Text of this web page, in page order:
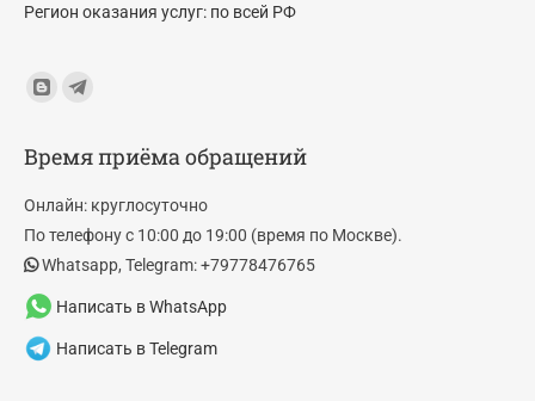
Регион оказания услуг: по всей РФ
Find us on:
Blogger
opens
window
Telegram
opens
new
window
Время приёма обращений
Онлайн: круглосуточно
По телефону с 10:00 до 19:00 (время по Москве).
Whatsapp, Telegram: +79778476765
Написать в WhatsApp
Написать в Telegram